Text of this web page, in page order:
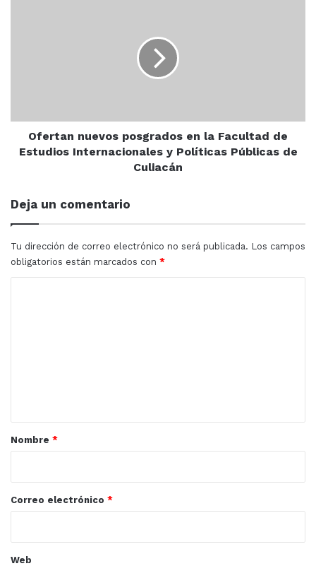
Internacionales
Políticas
Ofertan nuevos posgrados en la Facultad de
Estudios Internacionales y Políticas Públicas de
Culiacán
Deja un comentario
Tu dirección de correo electrónico no será publicada. Los campos
obligatorios están marcados con *
r
*
Nombre *
Correo electrónico *
Web